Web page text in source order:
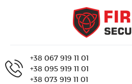
+38 067 919 11 01
+38 095 919 11 01
+38 073 919 11 01